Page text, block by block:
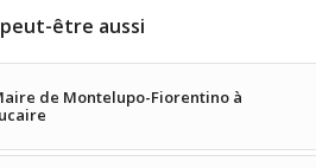
être aussi
de Montelupo-Fiorentino à